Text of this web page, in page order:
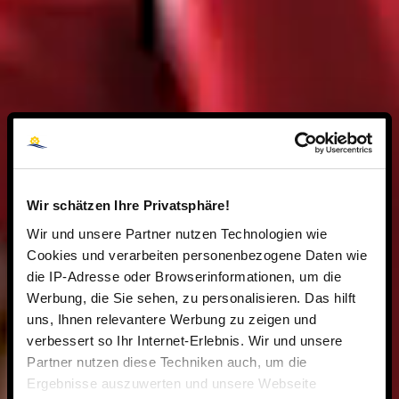
Wir schätzen Ihre Privatsphäre!
Wir und unsere Partner nutzen Technologien wie
Cookies und verarbeiten personenbezogene Daten wie
die IP-Adresse oder Browserinformationen, um die
Werbung, die Sie sehen, zu personalisieren. Das hilft
uns, Ihnen relevantere Werbung zu zeigen und
verbessert so Ihr Internet-Erlebnis. Wir und unsere
Partner nutzen diese Techniken auch, um die
Ergebnisse auszuwerten und unsere Webseite